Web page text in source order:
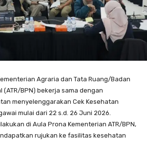
Agraria dan Tata Ruang/Badan
BPN) bekerja sama dengan
menyelenggarakan Cek Kesehatan
mulai dari 22 s.d. 26 Juni 2026.
di Aula Prona Kementerian ATR/BPN,
rujukan ke fasilitas kesehatan